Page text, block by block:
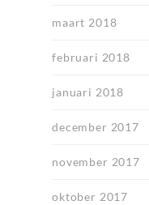
maart 2018
februari 2018
januari 2018
december 2017
november 2017
oktober 2017